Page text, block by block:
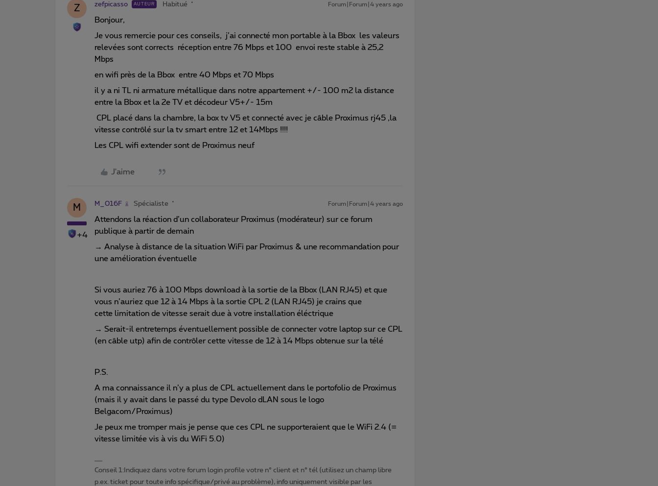
Z zefpicasso AUTEUR Habitué Forum|Forum|4 years ago
Bonjour,
Je vous remercie pour ces conseils, j’ai connecté mon portable à la Bbox les valeurs
relevées sont corrects réception entre 76 Mbps et 100 envoi reste stable à 25,2
Mbps
en wifi près de la Bbox entre 40 Mbps et 70 Mbps
il y a ni TL ni armature métallique dans notre appartement +/- 100 m2 la distance
entre la Bbox et la 2e TV et décodeur V5+/- 15m
CPL placé dans la chambre, la box tv V5 et connecté avec je câble Proximus rj45 ,la
vitesse contrôlé sur la tv smart entre 12 et 14Mbps !!!!
Les CPL wifi extender sont de Proximus neuf
J'aime
M
+4
M_016F Spécialiste Forum|Forum|4 years ago
Attendons la réaction d’un collaborateur Proximus (modérateur) sur ce forum
publique à partir de demain
→ Analyse à distance de la situation WiFi par Proximus & une recommandation pour
une amélioration éventuelle
Si vous auriez 76 à 100 Mbps download à la sortie de la Bbox (LAN RJ45) et que
vous n’auriez que 12 à 14 Mbps à la sortie CPL 2 (LAN RJ45) je crains que
cette limitation de vitesse serait due à votre installation éléctrique
→ Serait-il entretemps éventuellement possible de connecter votre laptop sur ce CPL
(en câble utp) afin de contrôler cette vitesse de 12 à 14 Mbps obtenue sur la télé
P.S.
A ma connaissance il n’y a plus de CPL actuellement dans le portofolio de Proximus
(mais il y avait dans le passé du type Devolo dLAN sous le logo
Belgacom/Proximus)
Je peux me tromper mais je pense que ces CPL ne supporteraient que le WiFi 2.4 (=
vitesse limitée vis à vis du WiFi 5.0)
Conseil 1:Indiquez dans votre forum login profile votre n° client et n° tél (utilisez un champ libre
p.ex. ticket pour toute info spécifique/privé au problème), info uniquement visible par les